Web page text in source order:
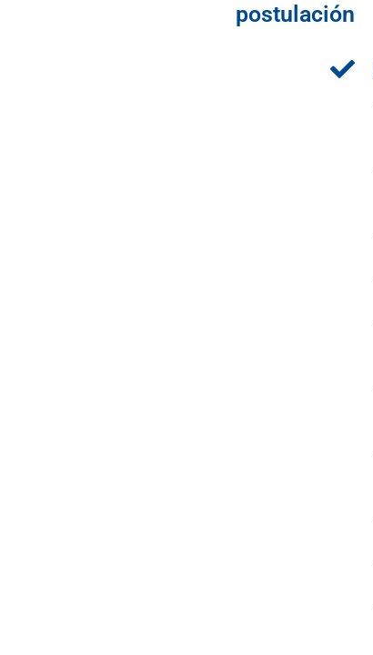
postulación